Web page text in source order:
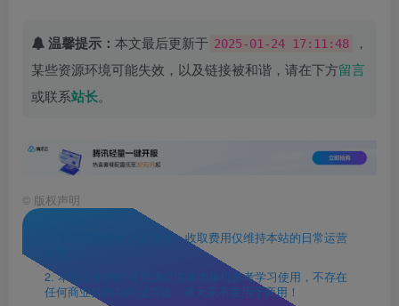
温馨提示： 本文最后更新于 2025-01-24 17:11:48
，
某些资源环境可能失效，以及链接被和谐，请在下方留言
或联系站长。
© 版权声明
1. 本站资源售价只是赞助，收取费用仅维持本站的日常运营
2. 本站提供的所有资源仅供本地单机参考学习使用，不存在
任何商业目的与商业用途，请大家不要用于商用！